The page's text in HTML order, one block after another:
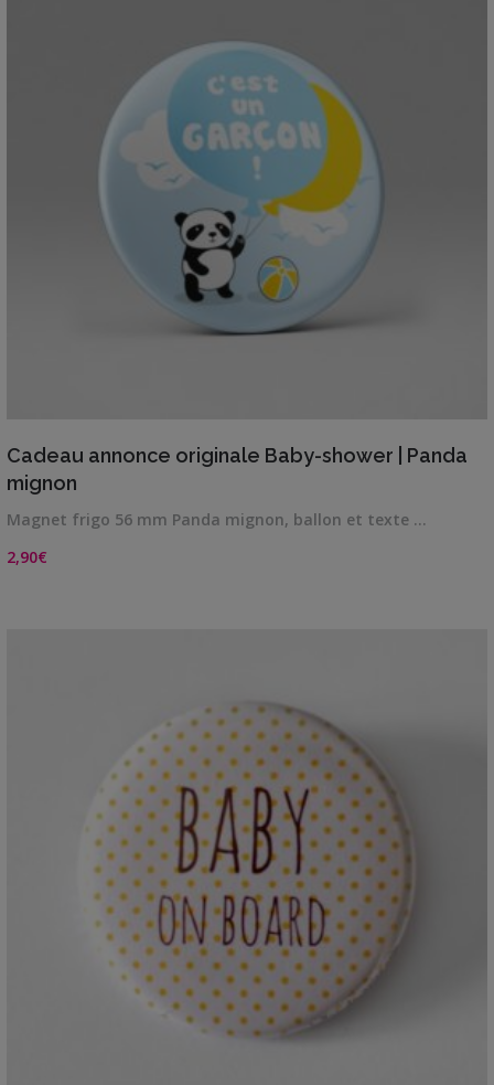
Cadeau annonce originale Baby-shower | Panda
mignon
Magnet frigo 56 mm Panda mignon, ballon et texte …
2,90€